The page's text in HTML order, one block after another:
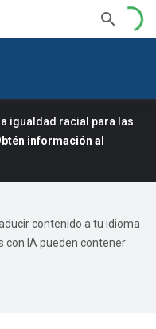
igualdad racial para las
información al
contenido a tu idioma
con IA pueden contener